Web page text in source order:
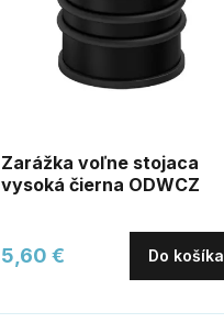
Zarážka voľne stojaca
vysoká čierna ODWCZ
5,60 € Do košíka